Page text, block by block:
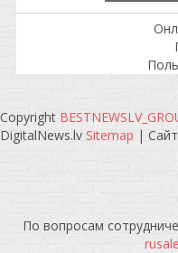
Copyright
DigitalNews.lv Sitemap |
По вопросам